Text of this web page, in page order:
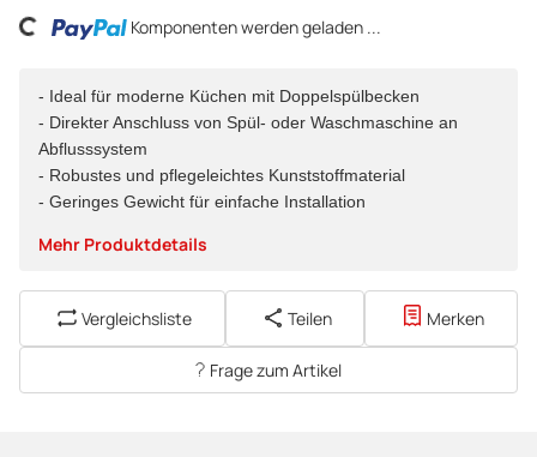
Komponenten werden geladen ...
- Ideal für moderne Küchen mit Doppelspülbecken
- Direkter Anschluss von Spül- oder Waschmaschine an
Abflusssystem
- Robustes und pflegeleichtes Kunststoffmaterial
- Geringes Gewicht für einfache Installation
Mehr Produktdetails
Vergleichsliste Teilen Merken
Frage zum Artikel